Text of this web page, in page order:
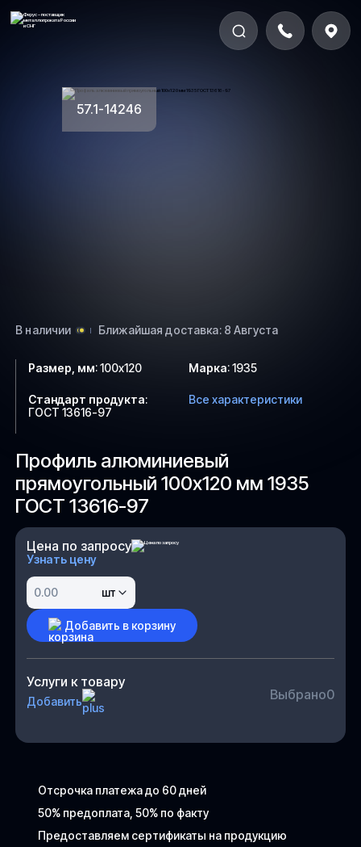
57.1-14246
В наличии Ближайшая доставка: 8 Августа
Профиль алюминиевый
прямоугольный 100х120 мм 1935
ГОСТ 13616-97
Отсрочка платежа до 60 дней
50% предоплата, 50% по факту
Предоставляем сертификаты на продукцию
Цена по запросу
Узнать цену
шт
Добавить в корзину
Услуги к товару
Добавить Выбрано0
Размер, мм:100х120 Марка:1935
Стандарт продукта:
ГОСТ 13616-97
Все характеристики